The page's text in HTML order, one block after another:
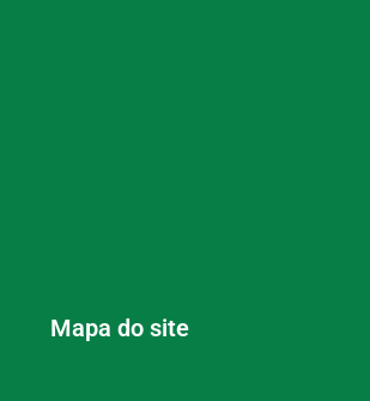
Mapa do site